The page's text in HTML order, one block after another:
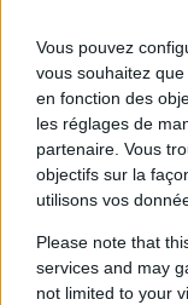
Vous pouvez
vous souhaitez
en fonction des
les réglages de
partenaire. Vous
objectifs sur la
utilisons vos
Please note that
services and may
not limited to your
Le staff
la
David Mélé
des
uniquement
également